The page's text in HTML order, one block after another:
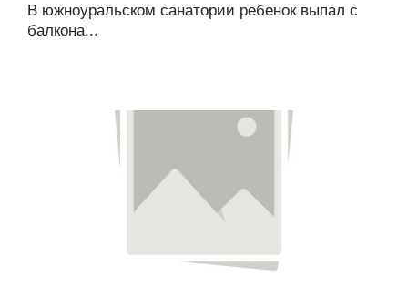
В южноуральском санатории ребенок выпал с
балкона...